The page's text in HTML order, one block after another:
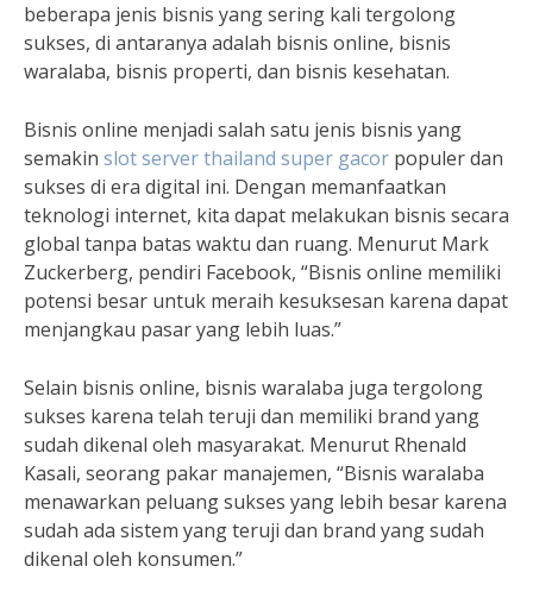
beberapa jenis bisnis yang sering kali tergolong
sukses, di antaranya adalah bisnis online, bisnis
waralaba, bisnis properti, dan bisnis kesehatan.
Bisnis online menjadi salah satu jenis bisnis yang
semakin slot server thailand super gacor populer dan
sukses di era digital ini. Dengan memanfaatkan
teknologi internet, kita dapat melakukan bisnis secara
global tanpa batas waktu dan ruang. Menurut Mark
Zuckerberg, pendiri Facebook, “Bisnis online memiliki
potensi besar untuk meraih kesuksesan karena dapat
menjangkau pasar yang lebih luas.”
Selain bisnis online, bisnis waralaba juga tergolong
sukses karena telah teruji dan memiliki brand yang
sudah dikenal oleh masyarakat. Menurut Rhenald
Kasali, seorang pakar manajemen, “Bisnis waralaba
menawarkan peluang sukses yang lebih besar karena
sudah ada sistem yang teruji dan brand yang sudah
dikenal oleh konsumen.”